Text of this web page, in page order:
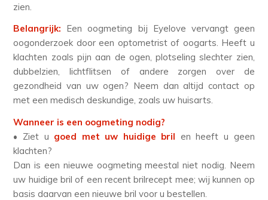
zien.
Belangrijk: Een oogmeting bij Eyelove vervangt geen
oogonderzoek door een optometrist of oogarts. Heeft u
klachten zoals pijn aan de ogen, plotseling slechter zien,
dubbelzien, lichtflitsen of andere zorgen over de
gezondheid van uw ogen? Neem dan altijd contact op
met een medisch deskundige, zoals uw huisarts.
Wanneer is een oogmeting nodig?
• Ziet u goed met uw huidige bril en heeft u geen
klachten?
Dan is een nieuwe oogmeting meestal niet nodig. Neem
uw huidige bril of een recent brilrecept mee; wij kunnen op
basis daarvan een nieuwe bril voor u bestellen.